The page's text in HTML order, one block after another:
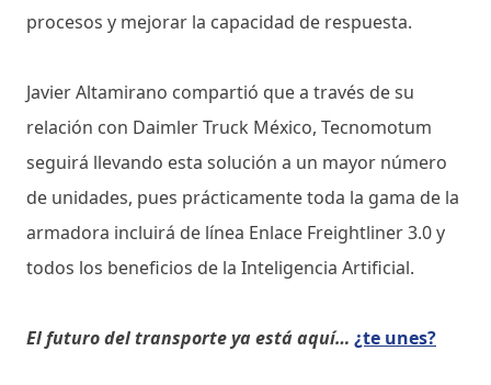
procesos y mejorar la capacidad de respuesta.
Javier Altamirano compartió que a través de su
relación con Daimler Truck México, Tecnomotum
seguirá llevando esta solución a un mayor número
de unidades, pues prácticamente toda la gama de la
armadora incluirá de línea Enlace Freightliner 3.0 y
todos los beneficios de la Inteligencia Artificial.
El futuro del transporte ya está aquí… ¿te unes?